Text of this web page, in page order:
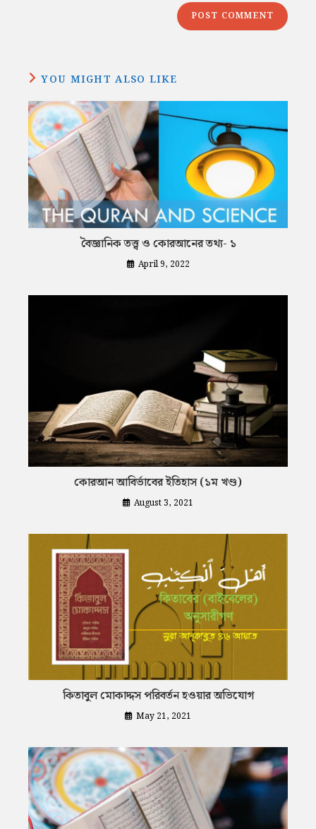
YOU MIGHT ALSO LIKE
বৈজ্ঞানিক তত্ত্ব ও কোরআনের তথ্য- ১
April 9, 2022
কোরআন আবির্ভাবের ইতিহাস (১ম খণ্ড)
August 3, 2021
কিতাবুল মোকাদ্দস পরিবর্তন হওয়ার অভিযোগ
May 21, 2021